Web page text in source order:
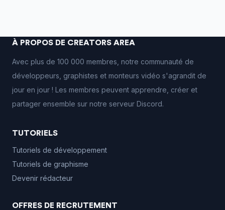
À PROPOS DE CREATORS AREA
Avec plus de 100 000 membres, notre communauté de
développeurs, graphistes et monteurs vidéo s'agrandit de
jour en jour ! Les membres peuvent apprendre, créer et
partager ensemble sur notre serveur Discord.
TUTORIELS
Tutoriels de développement
Tutoriels de graphisme
Devenir rédacteur
OFFRES DE RECRUTEMENT